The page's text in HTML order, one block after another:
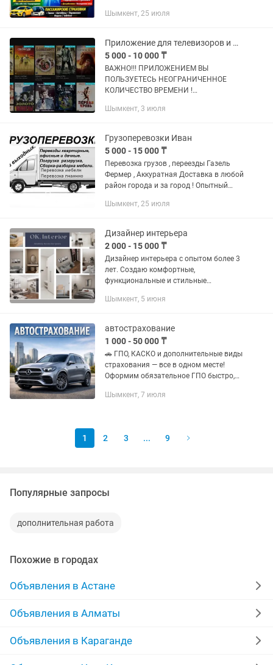
РК: • Легковые авто • Спецтехника •
Шымкент, 25 июля
Приложение для телевизоров и ПК . Фильмы сериалы и т.д. без рекламы.
5 000 - 10 000 ₸
ВАЖНО!!! ПРИЛОЖЕНИЕМ ВЫ
ПОЛЬЗУЕТЕСЬ НЕОГРАНИЧЕННОЕ
КОЛИЧЕСТВО ВРЕМЕНИ !
СТАБИЛЬНОЕ ПОДКЛЮЧЕНИЕ К
на базе андроид 9.0 + или новые смарт
- лучше...
Шымкент, 3 июля
Грузоперевозки Иван
5 000 - 15 000 ₸
Перевозка грузов , переезды Газель
Фермер , Аккуратная Доставка в любой
район города и за город ! Опытный
пассажирских мест для вашего
Шымкент, 25 июля
Дизайнер интерьера
2 000 - 15 000 ₸
Дизайнер интерьера с опытом более 3
лет. Создаю комфортные,
функциональные и стильные
пожелания, образ жизни и бюджет.
— от современного...
Шымкент, 5 июня
автострахование
1 000 - 50 000 ₸
🚗 ГПО, КАСКО и дополнительные виды
страхования — все в одном месте!
Оформим обязательное ГПО быстро,
Полис сразу проходит регистрацию в
Шымкент, 7 июля
1 2 3 ... 9
Популярные запросы
дополнительная работа
Похожие в городах
Объявления в Астане
Объявления в Алматы
Объявления в Караганде